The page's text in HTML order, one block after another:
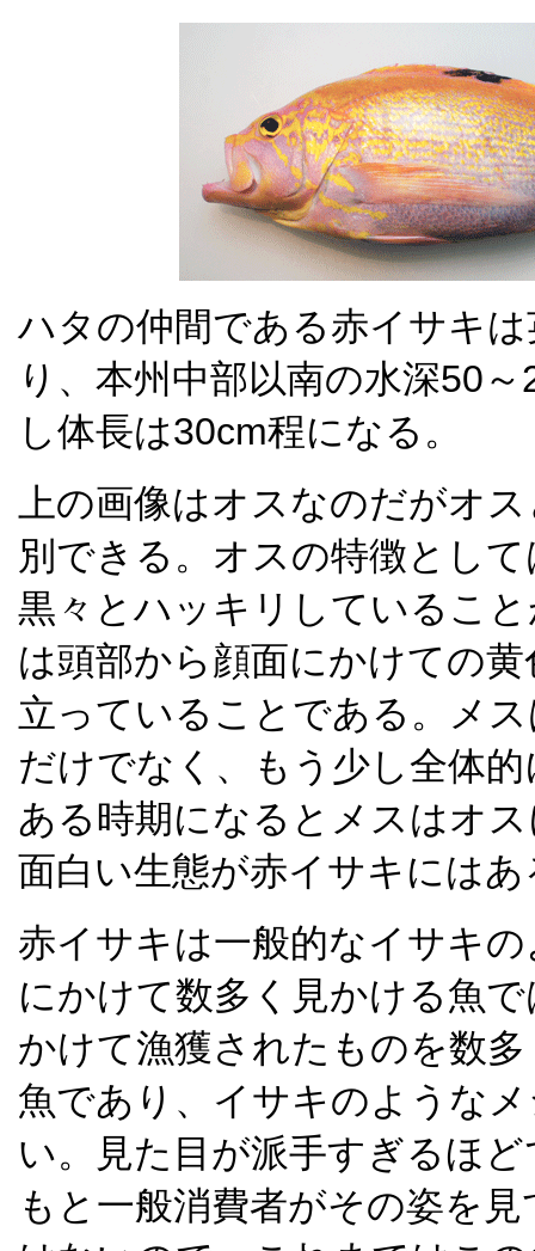
ハタの仲間である赤イサキ
り、本州中部以南の水深50
し体長は30cm程になる。
上の画像はオスなのだがオ
別できる。オスの特徴とし
黒々とハッキリしているこ
は頭部から顔面にかけての
立っていることである。メ
だけでなく、もう少し全体
ある時期になるとメスはオ
面白い生態が赤イサキにはあ
赤イサキは一般的なイサキ
にかけて数多く見かける魚
かけて漁獲されたものを数
魚であり、イサキのような
い。見た目が派手すぎるほ
もと一般消費者がその姿を